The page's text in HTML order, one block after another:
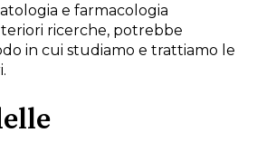
e farmacologia
ricerche, potrebbe
in cui studiamo e trattiamo le